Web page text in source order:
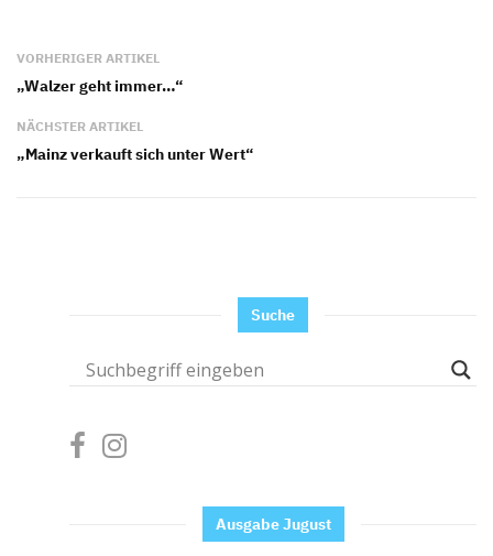
VORHERIGER ARTIKEL
„Walzer geht immer…“
NÄCHSTER ARTIKEL
„Mainz verkauft sich unter Wert“
Suche
Ausgabe Jugust